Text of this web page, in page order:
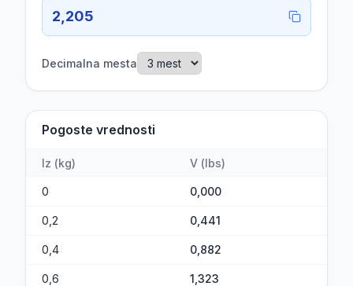
2,205
Decimalna mesta
Pogoste vrednosti
Iz (kg) V (lbs)
0 0,000
0,2 0,441
0,4 0,882
0,6 1,323